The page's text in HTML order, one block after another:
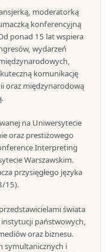
moderatorką
konferencyjną
ponad 15 lat wspiera
wydarzeń
komunikację
oraz międzynarodową
na Uniwersytecie
oraz prestiżowego
Interpreting
Warszawskim.
przysięgłego języka
15).
świata
państwowych,
oraz biznesu.
symultanicznych i